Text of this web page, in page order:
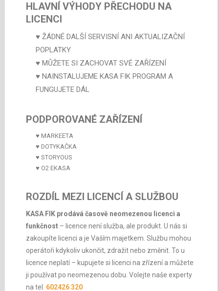
HLAVNÍ VÝHODY PŘECHODU NA
LICENCI
♥ ŽÁDNÉ DALŠÍ SERVISNÍ ANI AKTUALIZAČNÍ
POPLATKY
♥ MŮŽETE SI ZACHOVAT SVÉ ZAŘÍZENÍ
♥ NAINSTALUJEME KASA FIK PROGRAM A
FUNGUJETE DÁL
PODPOROVANÉ ZAŘÍZENÍ
♥ MARKEETA
♥ DOTYKAČKA
♥ STORYOUS
♥ O2 EKASA
ROZDÍL MEZI LICENCÍ A SLUŽBOU
KASA FIK prodává časově neomezenou licenci a
funkčnost – licence není služba, ale produkt. U nás si
zakoupíte licenci a je Vaším majetkem. Službu mohou
operátoři kdykoliv ukončit, zdražit nebo změnit. To u
licence neplatí – kupujete si licenci na zřízení a můžete
ji používat po neomezenou dobu. Volejte naše experty
na tel. 602426 320